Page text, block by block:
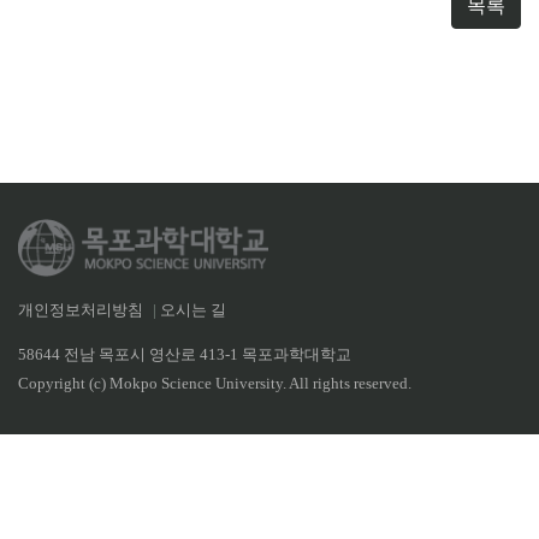
목록
개인정보처리방침 오시는 길
58644 전남 목포시 영산로 413-1 목포과학대학교
Copyright (c) Mokpo Science University. All rights reserved.